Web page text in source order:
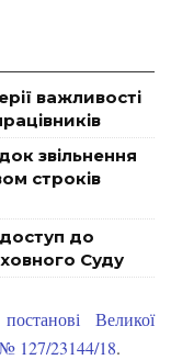
важливості
звільнення
строків
до
Суду
постанові Великої
127/23144/18.